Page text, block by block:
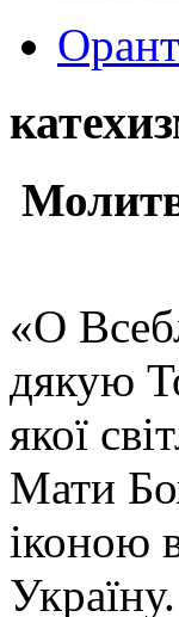
«О
дякую
якої
Мати
іконою
Україну.